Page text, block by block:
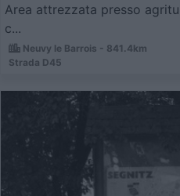
Area attrezzata presso
c...
Neuvy le Barrois - 841.4km
Strada D45